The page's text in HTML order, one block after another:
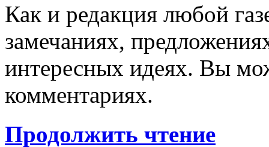
Как и редакция любой
замечаниях,
интересных идеях. Вы
комментариях.
Продолжить чтение